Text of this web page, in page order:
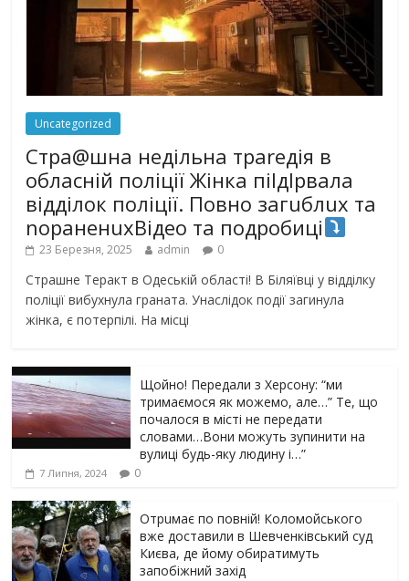
Uncategorized
Стра@шна недільна траrедія в
обласній поліції Жінка піlдlрвала
відділок поліції. Повно загuблuх та
nораненuхВідео та подробиці
23 Березня, 2025 admin 0
Страшне Теракт в Одеській області! В Біляївці у відділку
поліції вибухнула граната. Унаслідок події загинула
жінка, є потерпілі. На місці
Щойно! Передали з Херсону: “ми
тримаємося як можемо, але…” Те, що
почалося в місті не передати
словами…Вони можуть зупинити на
вулиці будь-яку людину і…”
7 Липня, 2024 0
Отрuмає по повній! Коломойського
вже доставили в Шевченківський суд
Києва, де йому обиратимуть
запобіжний захід